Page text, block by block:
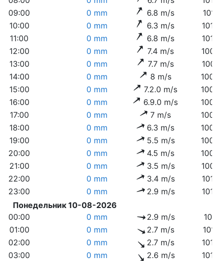
09:00
0 mm 6.8 m/s
10:00
0 mm 6.3 m/s
11:00
0 mm 6.8 m/s
12:00
0 mm 7.4 m/s
13:00
0 mm 7.7 m/s
14:00
0 mm 8 m/s
15:00
0 mm 7.2.0 m/s
16:00
0 mm 6.9.0 m/s
17:00
0 mm 7 m/s
18:00
0 mm 6.3 m/s
19:00
0 mm 5.5 m/s
20:00
0 mm 4.5 m/s
21:00
0 mm 3.5 m/s
22:00
0 mm 3.4 m/s
23:00
0 mm 2.9 m/s
Понедельник 10-08-2026
00:00
0 mm 2.9 m/s
01:00
0 mm 2.7 m/s
02:00
0 mm 2.7 m/s
03:00
0 mm 2.6 m/s